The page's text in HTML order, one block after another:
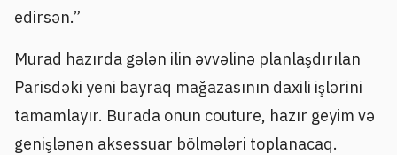
edirsən.”
Murad hazırda gələn ilin əvvəlinə planlaşdırılan
Parisdəki yeni bayraq mağazasının daxili işlərini
tamamlayır. Burada onun couture, hazır geyim və
genişlənən aksessuar bölmələri toplanacaq.